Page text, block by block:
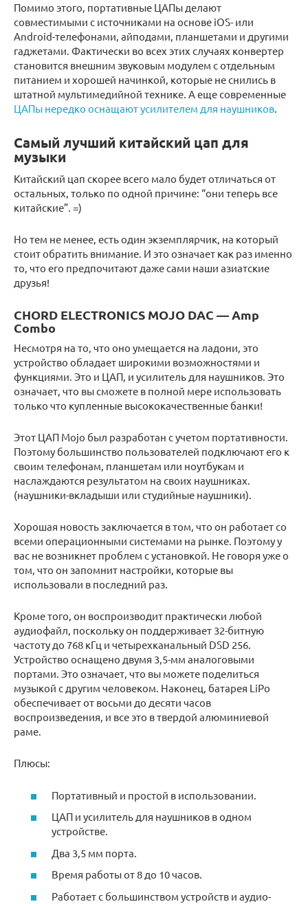
Помимо этого, портативные ЦАПы делают
совместимыми с источниками на основе iOS- или
Android-телефонами, айподами, планшетами и другими
гаджетами. Фактически во всех этих случаях конвертер
становится внешним звуковым модулем с отдельным
питанием и хорошей начинкой, которые не снились в
штатной мультимедийной технике. А еще современные
ЦАПы нередко оснащают усилителем для наушников.
Самый лучший китайский цап для
музыки
Китайский цап скорее всего мало будет отличаться от
остальных, только по одной причине: “они теперь все
китайские”. =)
Но тем не менее, есть один экземплярчик, на который
стоит обратить внимание. И это означает как раз именно
то, что его предпочитают даже сами наши азиатские
друзья!
CHORD ELECTRONICS MOJO DAC — Amp
Combo
Несмотря на то, что оно умещается на ладони, это
устройство обладает широкими возможностями и
функциями. Это и ЦАП, и усилитель для наушников. Это
означает, что вы сможете в полной мере использовать
только что купленные высококачественные банки!
Этот ЦАП Mojo был разработан с учетом портативности.
Поэтому большинство пользователей подключают его к
своим телефонам, планшетам или ноутбукам и
наслаждаются результатом на своих наушниках.
(наушники-вкладыши или студийные наушники).
Хорошая новость заключается в том, что он работает со
всеми операционными системами на рынке. Поэтому у
вас не возникнет проблем с установкой. Не говоря уже о
том, что он запомнит настройки, которые вы
использовали в последний раз.
Кроме того, он воспроизводит практически любой
аудиофайл, поскольку он поддерживает 32-битную
частоту до 768 кГц и четырехканальный DSD 256.
Устройство оснащено двумя 3,5-мм аналоговыми
портами. Это означает, что вы можете поделиться
музыкой с другим человеком. Наконец, батарея LiPo
обеспечивает от восьми до десяти часов
воспроизведения, и все это в твердой алюминиевой
раме.
Плюсы:
Портативный и простой в использовании.
ЦАП и усилитель для наушников в одном
устройстве.
Два 3,5 мм порта.
Время работы от 8 до 10 часов.
Работает с большинством устройств и аудио-